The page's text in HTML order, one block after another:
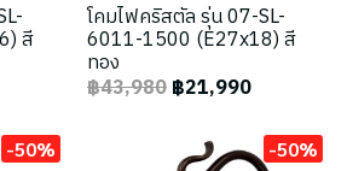
สี
โคมไฟคริสตัล รุ่น 07-SL-
6011-1500 (E27x18) สี
ทอง
฿43,980฿21,990
-50% -50%